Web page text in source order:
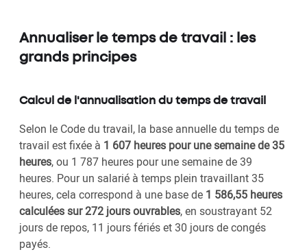
Annualiser le temps de travail : les
grands principes
Calcul de l'annualisation du temps de travail
Selon le Code du travail, la base annuelle du temps de
travail est fixée à 1 607 heures pour une semaine de 35
heures, ou 1 787 heures pour une semaine de 39
heures. Pour un salarié à temps plein travaillant 35
heures, cela correspond à une base de 1 586,55 heures
calculées sur 272 jours ouvrables, en soustrayant 52
jours de repos, 11 jours fériés et 30 jours de congés
payés.